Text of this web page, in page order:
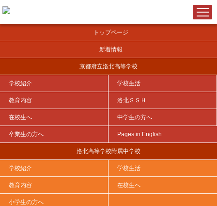
トップページ
新着情報
京都府立洛北高等学校
学校紹介 学校生活
教育内容 洛北ＳＳＨ
在校生へ 中学生の方へ
卒業生の方へ Pages in English
洛北高等学校附属中学校
学校紹介 学校生活
教育内容 在校生へ
小学生の方へ
ＨＯＭＥ 小学生の方へ（洛北高等学校附属中学校）
オープンキャンパス・出願説明会
令和８年度実施 附属中学校入学希...
令和８年度実施 附属中学校入学希望者
向け説明会について